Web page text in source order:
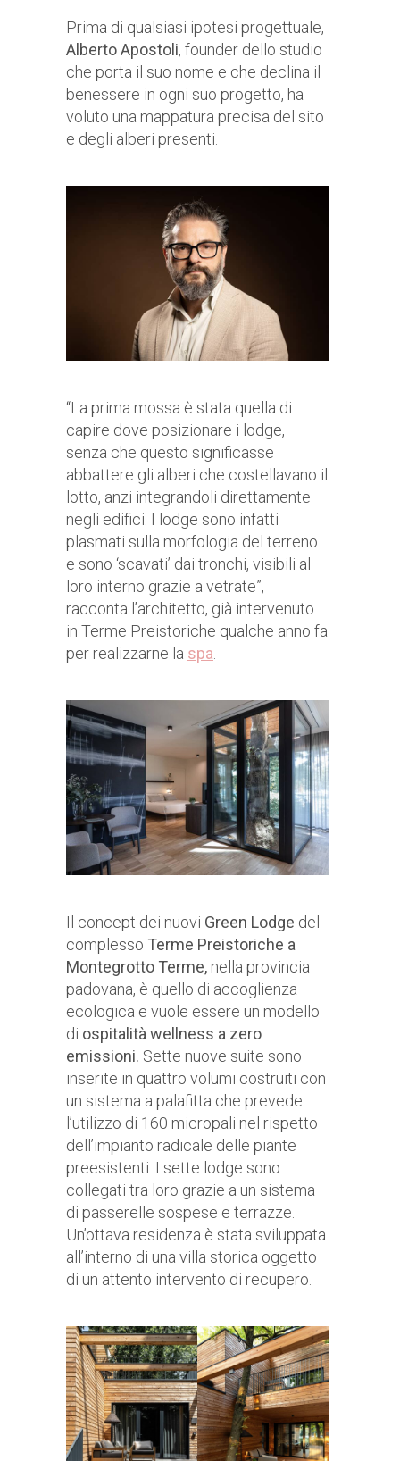
Prima di qualsiasi ipotesi progettuale,
Alberto Apostoli, founder dello studio
che porta il suo nome e che declina il
benessere in ogni suo progetto, ha
voluto una mappatura precisa del sito
e degli alberi presenti.
“La prima mossa è stata quella di
capire dove posizionare i lodge,
senza che questo significasse
abbattere gli alberi che costellavano il
lotto, anzi integrandoli direttamente
negli edifici. I lodge sono infatti
plasmati sulla morfologia del terreno
e sono ‘scavati’ dai tronchi, visibili al
loro interno grazie a vetrate”,
racconta l’architetto, già intervenuto
in Terme Preistoriche qualche anno fa
per realizzarne la spa.
Il concept dei nuovi Green Lodge del
complesso Terme Preistoriche a
Montegrotto Terme, nella provincia
padovana, è quello di accoglienza
ecologica e vuole essere un modello
di ospitalità wellness a zero
emissioni. Sette nuove suite sono
inserite in quattro volumi costruiti con
un sistema a palafitta che prevede
l’utilizzo di 160 micropali nel rispetto
dell’impianto radicale delle piante
preesistenti. I sette lodge sono
collegati tra loro grazie a un sistema
di passerelle sospese e terrazze.
Un’ottava residenza è stata sviluppata
all’interno di una villa storica oggetto
di un attento intervento di recupero.